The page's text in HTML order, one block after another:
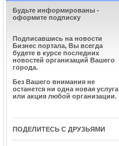
Будьте информированы -
оформите подписку
Подписавшись на новости
Бизнес портала, Вы всегда
будете в курсе последних
новостей организаций Вашего
города.
Без Вашего внимания не
останется ни одна новая услуга
или акция любой организации.
ПОДЕЛИТЕСЬ С ДРУЗЬЯМИ